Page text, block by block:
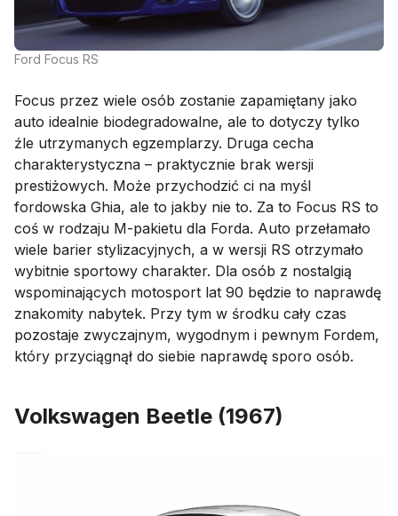
Ford Focus RS
Focus przez wiele osób zostanie zapamiętany jako
auto idealnie biodegradowalne, ale to dotyczy tylko
źle utrzymanych egzemplarzy. Druga cecha
charakterystyczna – praktycznie brak wersji
prestiżowych. Może przychodzić ci na myśl
fordowska Ghia, ale to jakby nie to. Za to Focus RS to
coś w rodzaju M-pakietu dla Forda. Auto przełamało
wiele barier stylizacyjnych, a w wersji RS otrzymało
wybitnie sportowy charakter. Dla osób z nostalgią
wspominających motosport lat 90 będzie to naprawdę
znakomity nabytek. Przy tym w środku cały czas
pozostaje zwyczajnym, wygodnym i pewnym Fordem,
który przyciągnął do siebie naprawdę sporo osób.
Volkswagen Beetle (1967)